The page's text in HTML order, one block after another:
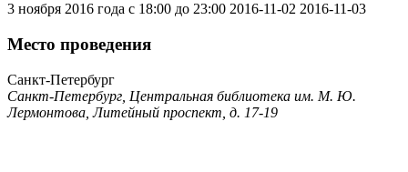
3 ноября 2016 года с 18:00 до 23:00 2016-11-02 2016-11-03
Место проведения
Санкт-Петербург
Санкт-Петербург, Центральная библиотека им. М. Ю.
Лермонтова, Литейный проспект, д. 17-19